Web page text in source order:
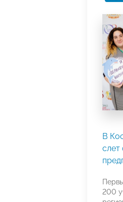
В
слет
200